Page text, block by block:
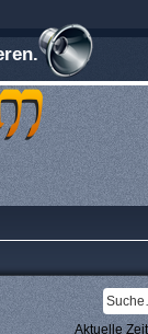
Aktuelle